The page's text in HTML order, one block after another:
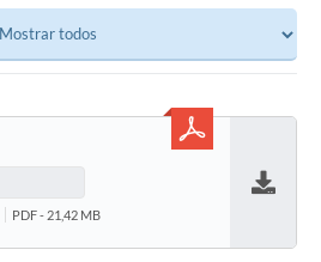
PDF - 21,42 MB